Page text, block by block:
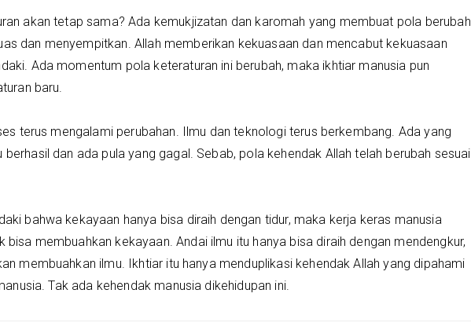
akan tetap sama? Ada kemukjizatan dan karomah yang membuat pola berubah.
dan menyempitkan. Allah memberikan kekuasaan dan mencabut kekuasaan
Ada momentum pola keteraturan ini berubah, maka ikhtiar manusia pun
baru.
terus mengalami perubahan. Ilmu dan teknologi terus berkembang. Ada yang
dan ada pula yang gagal. Sebab, pola kehendak Allah telah berubah sesuai
bahwa kekayaan hanya bisa diraih dengan tidur, maka kerja keras manusia
bisa membuahkan kekayaan. Andai ilmu itu hanya bisa diraih dengan mendengkur,
membuahkan ilmu. Ikhtiar itu hanya menduplikasi kehendak Allah yang dipahami
Tak ada kehendak manusia dikehidupan ini.